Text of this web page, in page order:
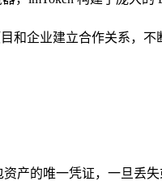
目和企业建立合作关系，
资产的唯一凭证，一旦丢